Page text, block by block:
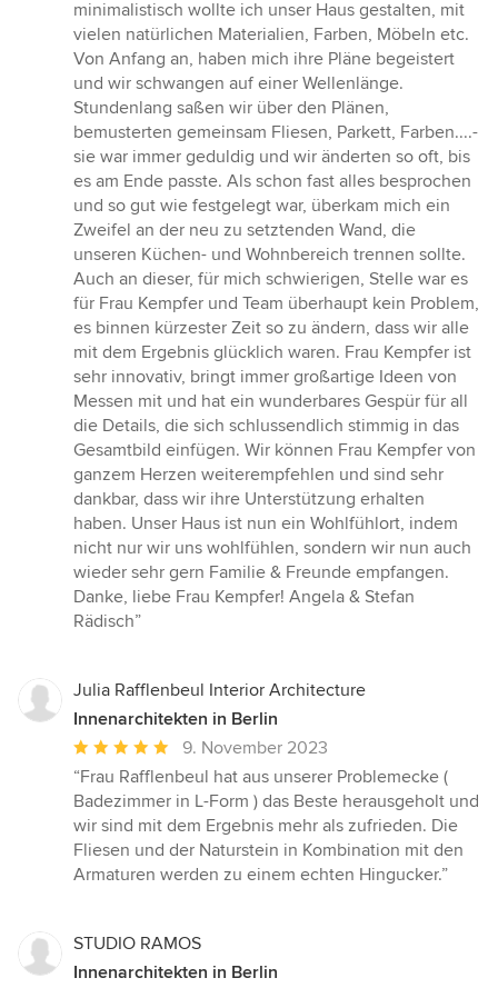
minimalistisch wollte ich unser Haus gestalten, mit
vielen natürlichen Materialien, Farben, Möbeln etc.
Von Anfang an, haben mich ihre Pläne begeistert
und wir schwangen auf einer Wellenlänge.
Stundenlang saßen wir über den Plänen,
bemusterten gemeinsam Fliesen, Parkett, Farben....-
sie war immer geduldig und wir änderten so oft, bis
es am Ende passte. Als schon fast alles besprochen
und so gut wie festgelegt war, überkam mich ein
Zweifel an der neu zu setztenden Wand, die
unseren Küchen- und Wohnbereich trennen sollte.
Auch an dieser, für mich schwierigen, Stelle war es
für Frau Kempfer und Team überhaupt kein Problem,
es binnen kürzester Zeit so zu ändern, dass wir alle
mit dem Ergebnis glücklich waren. Frau Kempfer ist
sehr innovativ, bringt immer großartige Ideen von
Messen mit und hat ein wunderbares Gespür für all
die Details, die sich schlussendlich stimmig in das
Gesamtbild einfügen. Wir können Frau Kempfer von
ganzem Herzen weiterempfehlen und sind sehr
dankbar, dass wir ihre Unterstützung erhalten
haben. Unser Haus ist nun ein Wohlfühlort, indem
nicht nur wir uns wohlfühlen, sondern wir nun auch
wieder sehr gern Familie & Freunde empfangen.
Danke, liebe Frau Kempfer! Angela & Stefan
Rädisch”
Julia Rafflenbeul Interior Architecture
Innenarchitekten in Berlin
Durchschnittliche
Bewertung:
5
von
5
Sternen
9. November 2023
“Frau Rafflenbeul hat aus unserer Problemecke (
Badezimmer in L-Form ) das Beste herausgeholt und
wir sind mit dem Ergebnis mehr als zufrieden. Die
Fliesen und der Naturstein in Kombination mit den
Armaturen werden zu einem echten Hingucker.”
STUDIO RAMOS
Innenarchitekten in Berlin